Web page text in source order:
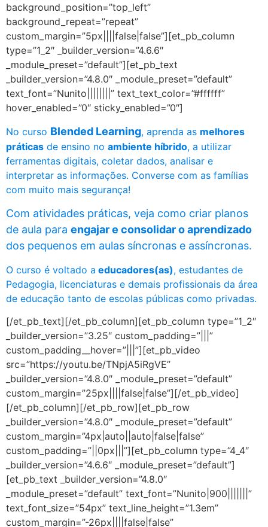
background_position=”top_left”
background_repeat=”repeat”
custom_margin=”5px||||false|false”][et_pb_column
type=”1_2″ _builder_version=”4.6.6″
_module_preset=”default”][et_pb_text
_builder_version=”4.8.0″ _module_preset=”default”
text_font=”Nunito||||||||” text_text_color=”#ffffff”
hover_enabled=”0″ sticky_enabled=”0″]
No curso Blended Learning, aprenda as melhores
práticas de ensino no ambiente híbrido, a utilizar
ferramentas digitais, coletar dados, analisar e
interpretar as informações. Converse com as famílias
com muito mais segurança!
Com atividades práticas, veja como criar planos
de aula para engajar e consolidar o aprendizado
dos pequenos em aulas síncronas e assíncronas.
O curso é voltado a educadores(as), estudantes de
Pedagogia, licenciaturas e demais profissionais da área
de educação tanto de escolas públicas como privadas.
[/et_pb_text][/et_pb_column][et_pb_column type=”1_2″
_builder_version=”3.25″ custom_padding=”|||”
custom_padding__hover=”|||”][et_pb_video
src=”https://youtu.be/TNpjA5iRgVE”
_builder_version=”4.8.0″ _module_preset=”default”
custom_margin=”25px||||false|false”][/et_pb_video]
[/et_pb_column][/et_pb_row][et_pb_row
_builder_version=”4.8.0″ _module_preset=”default”
custom_margin=”4px|auto||auto|false|false”
custom_padding=”||0px|||”][et_pb_column type=”4_4″
_builder_version=”4.6.6″ _module_preset=”default”]
[et_pb_text _builder_version=”4.8.0″
_module_preset=”default” text_font=”Nunito|900|||||||”
text_font_size=”54px” text_line_height=”1.3em”
custom_margin=”-26px||||false|false”